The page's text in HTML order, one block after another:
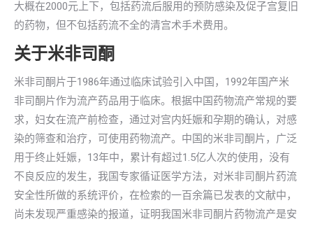
大概在2000元上下，包括药流后服用的预防感染及促子宫复旧
的药物，但不包括药流不全的清宫术手术费用。
关于米非司酮
米非司酮片于1986年通过临床试验引入中国，1992年国产米
非司酮片作为流产药品用于临床。根据中国药物流产常规的要
求，妇女在流产前检查，通过对宫内妊娠和孕期的确认，对感
染的筛查和治疗，可使用药物流产。中国的米非司酮片，广泛
用于终止妊娠，13年中，累计有超过1.5亿人次的使用，没有
不良反应的发生，我国专家循证医学方法，对米非司酮片药流
安全性所做的系统评价，在检索的一百余篇已发表的文献中，
尚未发现严重感染的报道，证明我国米非司酮片药物流产是安